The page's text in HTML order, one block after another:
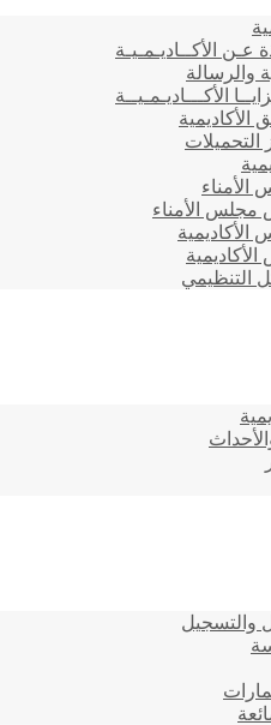
عـن الأكــاديـمـيـة
والرسالة
الأكـــاديـمـيــة
الأكاديمية
التحميلات
الأمناء
مجلس الأمناء
الأكاديمية
التنظيمي
والتسجيل